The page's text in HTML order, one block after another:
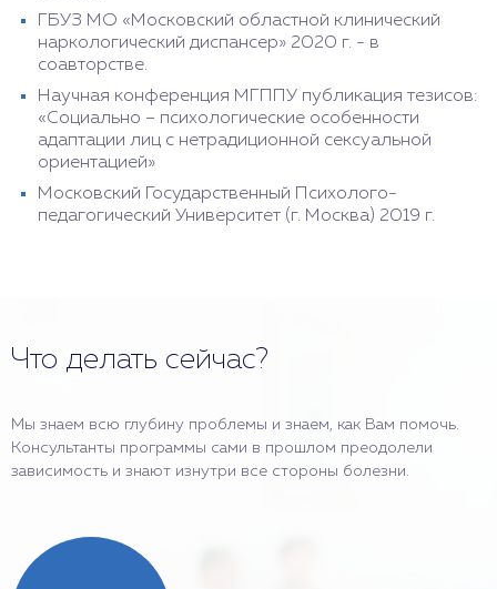
ГБУЗ МО «Московский областной клинический
наркологический диспансер» 2020 г. - в
соавторстве.
Научная конференция МГППУ публикация тезисов:
«Социально – психологические особенности
адаптации лиц с нетрадиционной сексуальной
ориентацией»
Московский Государственный Психолого-
педагогический Университет (г. Москва) 2019 г.
Что делать сейчас?
Мы знаем всю глубину проблемы и знаем, как Вам помочь.
Консультанты программы сами в прошлом преодолели
зависимость и знают изнутри все стороны болезни.